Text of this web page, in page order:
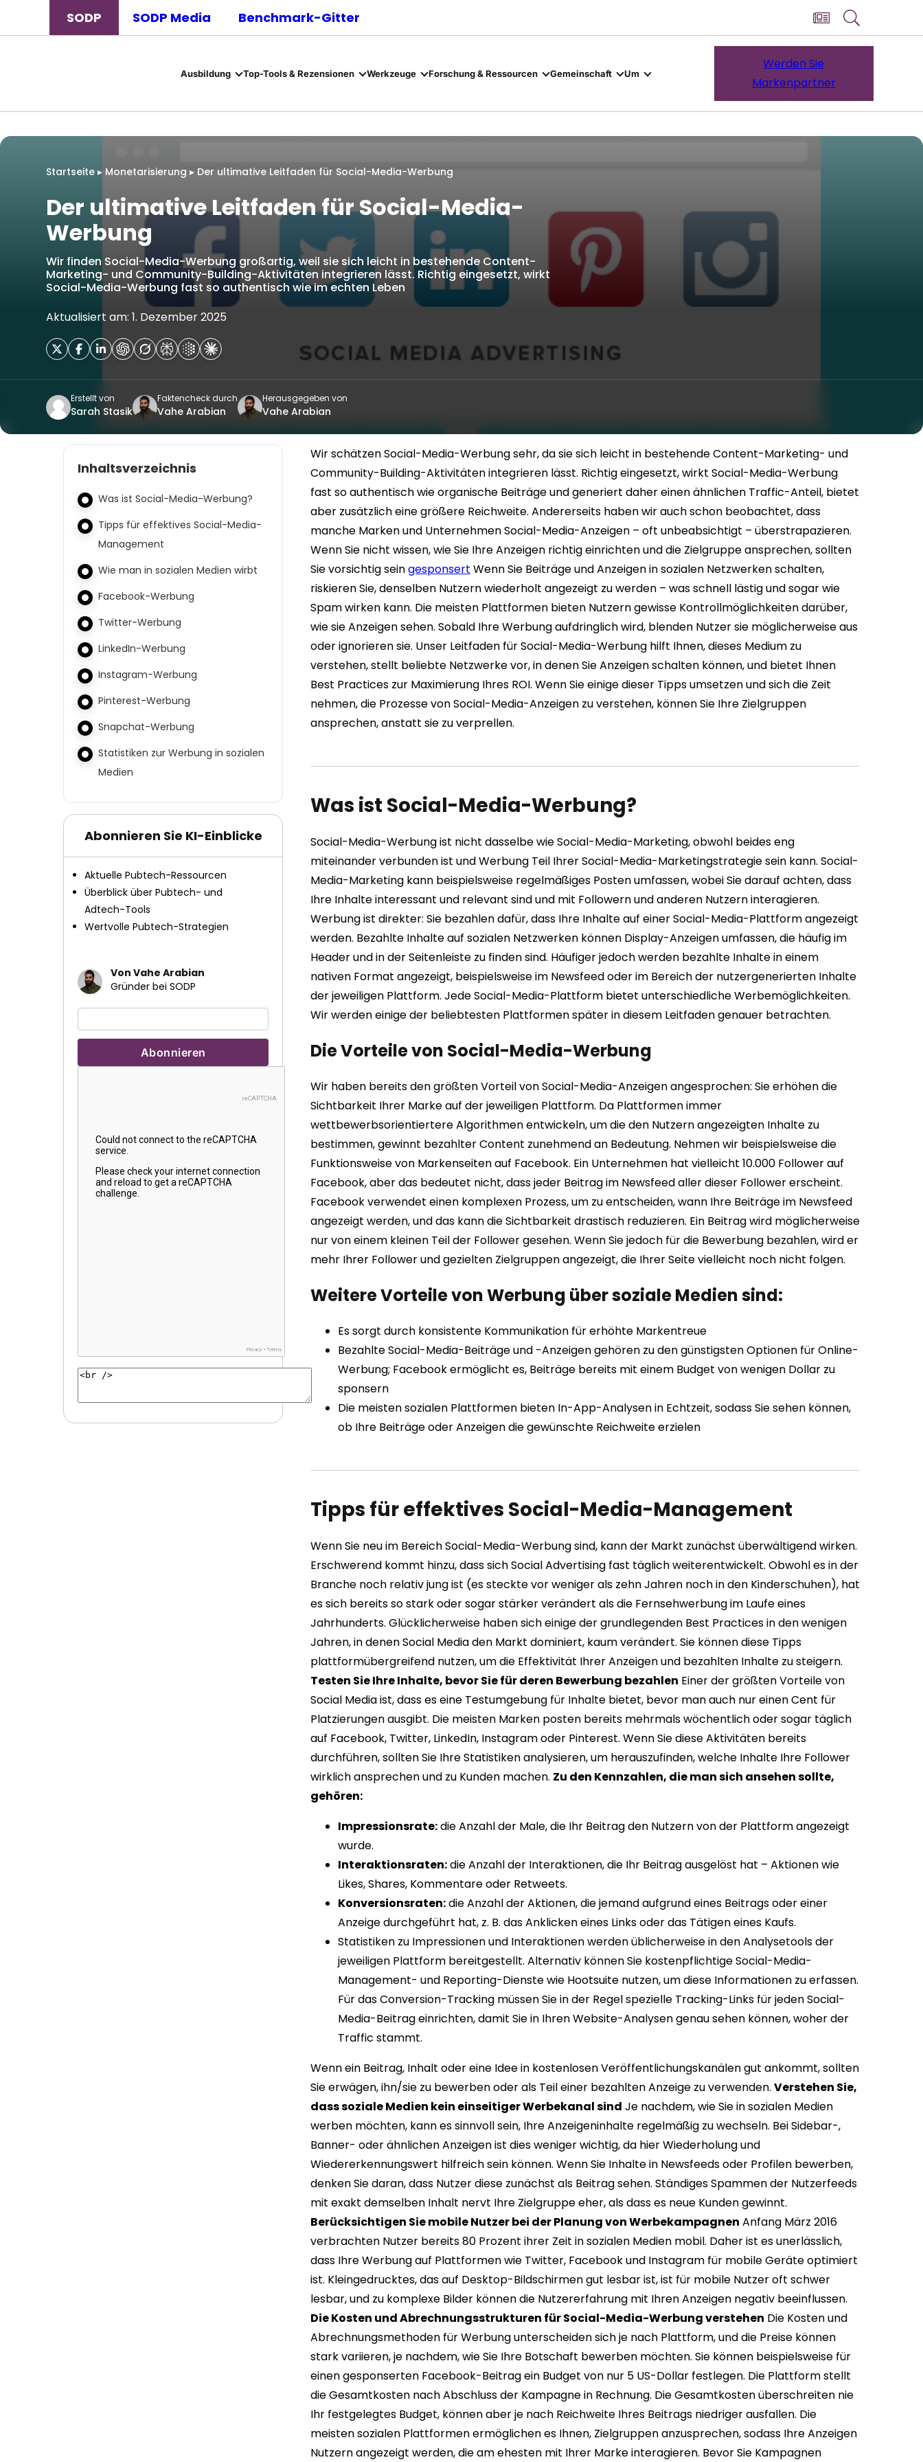
SODP SODP Media Benchmark-Gitter
Ausbildung Top-Tools & Rezensionen Werkzeuge Forschung & Ressourcen Gemeinschaft Um
Werden Sie
Markenpartner
Startseite ▸ Monetarisierung ▸ Der ultimative Leitfaden für Social-Media-Werbung
Der ultimative Leitfaden für Social-Media-
Werbung
Wir finden Social-Media-Werbung großartig, weil sie sich leicht in bestehende Content-
Marketing- und Community-Building-Aktivitäten integrieren lässt. Richtig eingesetzt, wirkt
Social-Media-Werbung fast so authentisch wie im echten Leben
Aktualisiert am: 1. Dezember 2025
Erstellt von
Sarah Stasik
Faktencheck durch
Vahe Arabian
Herausgegeben von
Vahe Arabian
Inhaltsverzeichnis
Was ist Social-Media-Werbung?
Tipps für effektives Social-Media-
Management
Wie man in sozialen Medien wirbt
Facebook-Werbung
Twitter-Werbung
LinkedIn-Werbung
Instagram-Werbung
Pinterest-Werbung
Snapchat-Werbung
Statistiken zur Werbung in sozialen
Medien
Abonnieren Sie KI-Einblicke
Aktuelle Pubtech-Ressourcen
Überblick über Pubtech- und
Adtech-Tools
Wertvolle Pubtech-Strategien
Von Vahe Arabian
Gründer bei SODP
Wir schätzen Social-Media-Werbung sehr, da sie sich leicht in bestehende Content-Marketing- und
Community-Building-Aktivitäten integrieren lässt. Richtig eingesetzt, wirkt Social-Media-Werbung
fast so authentisch wie organische Beiträge und generiert daher einen ähnlichen Traffic-Anteil, bietet
aber zusätzlich eine größere Reichweite. Andererseits haben wir auch schon beobachtet, dass
manche Marken und Unternehmen Social-Media-Anzeigen – oft unbeabsichtigt – überstrapazieren.
Wenn Sie nicht wissen, wie Sie Ihre Anzeigen richtig einrichten und die Zielgruppe ansprechen, sollten
Sie vorsichtig seingesponsert Wenn Sie Beiträge und Anzeigen in sozialen Netzwerken schalten,
riskieren Sie, denselben Nutzern wiederholt angezeigt zu werden – was schnell lästig und sogar wie
Spam wirken kann. Die meisten Plattformen bieten Nutzern gewisse Kontrollmöglichkeiten darüber,
wie sie Anzeigen sehen. Sobald Ihre Werbung aufdringlich wird, blenden Nutzer sie möglicherweise aus
oder ignorieren sie. Unser Leitfaden für Social-Media-Werbung hilft Ihnen, dieses Medium zu
verstehen, stellt beliebte Netzwerke vor, in denen Sie Anzeigen schalten können, und bietet Ihnen
Best Practices zur Maximierung Ihres ROI. Wenn Sie einige dieser Tipps umsetzen und sich die Zeit
nehmen, die Prozesse von Social-Media-Anzeigen zu verstehen, können Sie Ihre Zielgruppen
ansprechen, anstatt sie zu verprellen.
Was ist Social-Media-Werbung?
Social-Media-Werbung ist nicht dasselbe wie Social-Media-Marketing, obwohl beides eng
miteinander verbunden ist und Werbung Teil Ihrer Social-Media-Marketingstrategie sein kann. Social-
Media-Marketing kann beispielsweise regelmäßiges Posten umfassen, wobei Sie darauf achten, dass
Ihre Inhalte interessant und relevant sind und mit Followern und anderen Nutzern interagieren.
Werbung ist direkter: Sie bezahlen dafür, dass Ihre Inhalte auf einer Social-Media-Plattform angezeigt
werden. Bezahlte Inhalte auf sozialen Netzwerken können Display-Anzeigen umfassen, die häufig im
Header und in der Seitenleiste zu finden sind. Häufiger jedoch werden bezahlte Inhalte in einem
nativen Format angezeigt, beispielsweise im Newsfeed oder im Bereich der nutzergenerierten Inhalte
der jeweiligen Plattform. Jede Social-Media-Plattform bietet unterschiedliche Werbemöglichkeiten.
Wir werden einige der beliebtesten Plattformen später in diesem Leitfaden genauer betrachten.
Die Vorteile von Social-Media-Werbung
Wir haben bereits den größten Vorteil von Social-Media-Anzeigen angesprochen: Sie erhöhen die
Sichtbarkeit Ihrer Marke auf der jeweiligen Plattform. Da Plattformen immer
wettbewerbsorientiertere Algorithmen entwickeln, um die den Nutzern angezeigten Inhalte zu
bestimmen, gewinnt bezahlter Content zunehmend an Bedeutung. Nehmen wir beispielsweise die
Funktionsweise von Markenseiten auf Facebook. Ein Unternehmen hat vielleicht 10.000 Follower auf
Facebook, aber das bedeutet nicht, dass jeder Beitrag im Newsfeed aller dieser Follower erscheint.
Facebook verwendet einen komplexen Prozess, um zu entscheiden, wann Ihre Beiträge im Newsfeed
angezeigt werden, und das kann die Sichtbarkeit drastisch reduzieren. Ein Beitrag wird möglicherweise
nur von einem kleinen Teil der Follower gesehen. Wenn Sie jedoch für die Bewerbung bezahlen, wird er
mehr Ihrer Follower und gezielten Zielgruppen angezeigt, die Ihrer Seite vielleicht noch nicht folgen.
Weitere Vorteile von Werbung über soziale Medien sind:
Es sorgt durch konsistente Kommunikation für erhöhte Markentreue
Bezahlte Social-Media-Beiträge und -Anzeigen gehören zu den günstigsten Optionen für Online-
Werbung; Facebook ermöglicht es, Beiträge bereits mit einem Budget von wenigen Dollar zu
sponsern
Die meisten sozialen Plattformen bieten In-App-Analysen in Echtzeit, sodass Sie sehen können,
ob Ihre Beiträge oder Anzeigen die gewünschte Reichweite erzielen
Tipps für effektives Social-Media-Management
Wenn Sie neu im Bereich Social-Media-Werbung sind, kann der Markt zunächst überwältigend wirken.
Erschwerend kommt hinzu, dass sich Social Advertising fast täglich weiterentwickelt. Obwohl es in der
Branche noch relativ jung ist (es steckte vor weniger als zehn Jahren noch in den Kinderschuhen), hat
es sich bereits so stark oder sogar stärker verändert als die Fernsehwerbung im Laufe eines
Jahrhunderts. Glücklicherweise haben sich einige der grundlegenden Best Practices in den wenigen
Jahren, in denen Social Media den Markt dominiert, kaum verändert. Sie können diese Tipps
plattformübergreifend nutzen, um die Effektivität Ihrer Anzeigen und bezahlten Inhalte zu steigern.
Testen Sie Ihre Inhalte, bevor Sie für deren Bewerbung bezahlen Einer der größten Vorteile von
Social Media ist, dass es eine Testumgebung für Inhalte bietet, bevor man auch nur einen Cent für
Platzierungen ausgibt. Die meisten Marken posten bereits mehrmals wöchentlich oder sogar täglich
auf Facebook, Twitter, LinkedIn, Instagram oder Pinterest. Wenn Sie diese Aktivitäten bereits
durchführen, sollten Sie Ihre Statistiken analysieren, um herauszufinden, welche Inhalte Ihre Follower
wirklich ansprechen und zu Kunden machen. Zu den Kennzahlen, die man sich ansehen sollte,
gehören:
Impressionsrate:die Anzahl der Male, die Ihr Beitrag den Nutzern von der Plattform angezeigt
wurde.
Interaktionsraten:die Anzahl der Interaktionen, die Ihr Beitrag ausgelöst hat – Aktionen wie
Likes, Shares, Kommentare oder Retweets.
Konversionsraten:die Anzahl der Aktionen, die jemand aufgrund eines Beitrags oder einer
Anzeige durchgeführt hat, z. B. das Anklicken eines Links oder das Tätigen eines Kaufs.
Statistiken zu Impressionen und Interaktionen werden üblicherweise in den Analysetools der
jeweiligen Plattform bereitgestellt. Alternativ können Sie kostenpflichtige Social-Media-
Management- und Reporting-Dienste wie Hootsuite nutzen, um diese Informationen zu erfassen.
Für das Conversion-Tracking müssen Sie in der Regel spezielle Tracking-Links für jeden Social-
Media-Beitrag einrichten, damit Sie in Ihren Website-Analysen genau sehen können, woher der
Traffic stammt.
Wenn ein Beitrag, Inhalt oder eine Idee in kostenlosen Veröffentlichungskanälen gut ankommt, sollten
Sie erwägen, ihn/sie zu bewerben oder als Teil einer bezahlten Anzeige zu verwenden. Verstehen Sie,
dass soziale Medien kein einseitiger Werbekanal sind Je nachdem, wie Sie in sozialen Medien
werben möchten, kann es sinnvoll sein, Ihre Anzeigeninhalte regelmäßig zu wechseln. Bei Sidebar-,
Banner- oder ähnlichen Anzeigen ist dies weniger wichtig, da hier Wiederholung und
Wiedererkennungswert hilfreich sein können. Wenn Sie Inhalte in Newsfeeds oder Profilen bewerben,
denken Sie daran, dass Nutzer diese zunächst als Beitrag sehen. Ständiges Spammen der Nutzerfeeds
mit exakt demselben Inhalt nervt Ihre Zielgruppe eher, als dass es neue Kunden gewinnt.
Berücksichtigen Sie mobile Nutzer bei der Planung von Werbekampagnen Anfang März 2016
verbrachten Nutzer bereits 80 Prozent ihrer Zeit in sozialen Medien mobil. Daher ist es unerlässlich,
dass Ihre Werbung auf Plattformen wie Twitter, Facebook und Instagram für mobile Geräte optimiert
ist. Kleingedrucktes, das auf Desktop-Bildschirmen gut lesbar ist, ist für mobile Nutzer oft schwer
lesbar, und zu komplexe Bilder können die Nutzererfahrung mit Ihren Anzeigen negativ beeinflussen.
Die Kosten und Abrechnungsstrukturen für Social-Media-Werbung verstehen Die Kosten und
Abrechnungsmethoden für Werbung unterscheiden sich je nach Plattform, und die Preise können
stark variieren, je nachdem, wie Sie Ihre Botschaft bewerben möchten. Sie können beispielsweise für
einen gesponserten Facebook-Beitrag ein Budget von nur 5 US-Dollar festlegen. Die Plattform stellt
die Gesamtkosten nach Abschluss der Kampagne in Rechnung. Die Gesamtkosten überschreiten nie
Ihr festgelegtes Budget, können aber je nach Reichweite Ihres Beitrags niedriger ausfallen. Die
meisten sozialen Plattformen ermöglichen es Ihnen, Zielgruppen anzusprechen, sodass Ihre Anzeigen
Nutzern angezeigt werden, die am ehesten mit Ihrer Marke interagieren. Bevor Sie Kampagnen